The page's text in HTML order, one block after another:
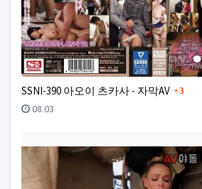
SSNI-390 아오이 츠카사 - 자막AV 댓글
3
등록일
08.03